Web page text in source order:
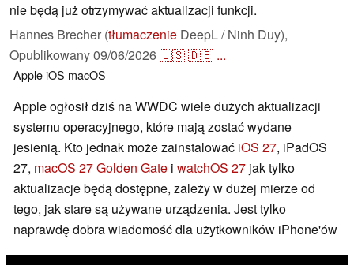
nie będą już otrzymywać aktualizacji funkcji.
Hannes Brecher (tłumaczenie DeepL / Ninh Duy),
Opublikowany09/06/2026🇺🇸🇩🇪 ...
AppleiOS macOS
Apple ogłosił dziś na WWDC wiele dużych aktualizacji
systemu operacyjnego, które mają zostać wydane
jesienią. Kto jednak może zainstalować iOS 27, iPadOS
27, macOS 27 Golden Gate i watchOS 27 jak tylko
aktualizacje będą dostępne, zależy w dużej mierze od
tego, jak stare są używane urządzenia. Jest tylko
naprawdę dobra wiadomość dla użytkowników iPhone'ów